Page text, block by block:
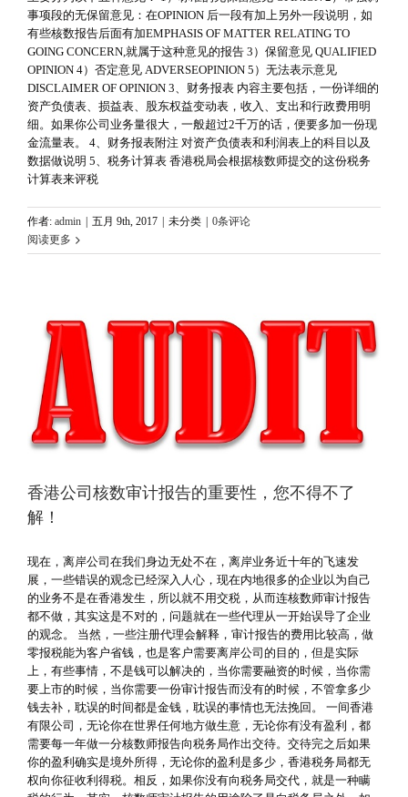
事项段的无保留意见：在OPINION 后一段有加上另外一段说明，如
有些核数报告后面有加EMPHASIS OF MATTER RELATING TO
GOING CONCERN,就属于这种意见的报告 3）保留意见 QUALIFIED
OPINION 4）否定意见 ADVERSEOPINION 5）无法表示意见
DISCLAIMER OF OPINION 3、财务报表 内容主要包括，一份详细的
资产负债表、损益表、股东权益变动表，收入、支出和行政费用明
细。如果你公司业务量很大，一般超过2千万的话，便要多加一份现
金流量表。 4、财务报表附注 对资产负债表和利润表上的科目以及
数据做说明 5、税务计算表 香港税局会根据核数师提交的这份税务
计算表来评税
作者: admin | 五月 9th, 2017 | 未分类 | 0条评论
阅读更多
香港公司核数审计报告的重要性，您不得不了
解！
现在，离岸公司在我们身边无处不在，离岸业务近十年的飞速发
展，一些错误的观念已经深入人心，现在内地很多的企业以为自己
的业务不是在香港发生，所以就不用交税，从而连核数师审计报告
都不做，其实这是不对的，问题就在一些代理从一开始误导了企业
的观念。 当然，一些注册代理会解释，审计报告的费用比较高，做
零报税能为客户省钱，也是客户需要离岸公司的目的，但是实际
上，有些事情，不是钱可以解决的，当你需要融资的时候，当你需
要上市的时候，当你需要一份审计报告而没有的时候，不管拿多少
钱去补，耽误的时间都是金钱，耽误的事情也无法挽回。 一间香港
有限公司，无论你在世界任何地方做生意，无论你有没有盈利，都
需要每一年做一分核数师报告向税务局作出交待。交待完之后如果
你的盈利确实是境外所得，无论你的盈利是多少，香港税务局都无
权向你征收利得税。相反，如果你没有向税务局交代，就是一种瞒